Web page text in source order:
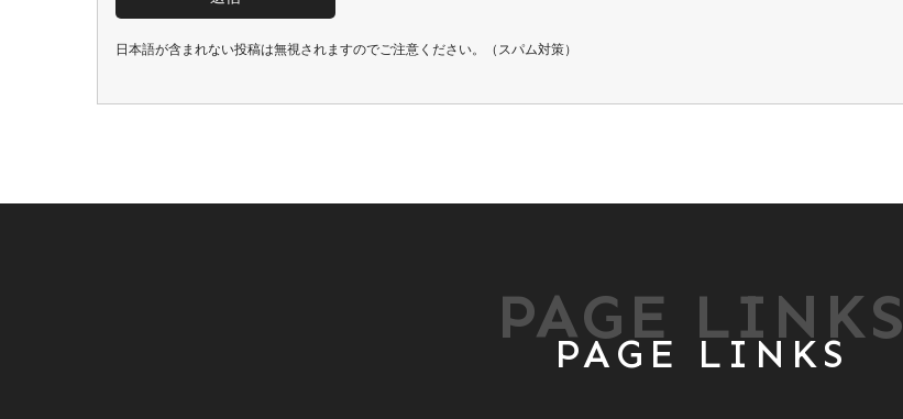
日本語が含まれない投稿は無視されますのでご注意ください。（スパム対策）
PAGE LINKS
PAGE LINKS